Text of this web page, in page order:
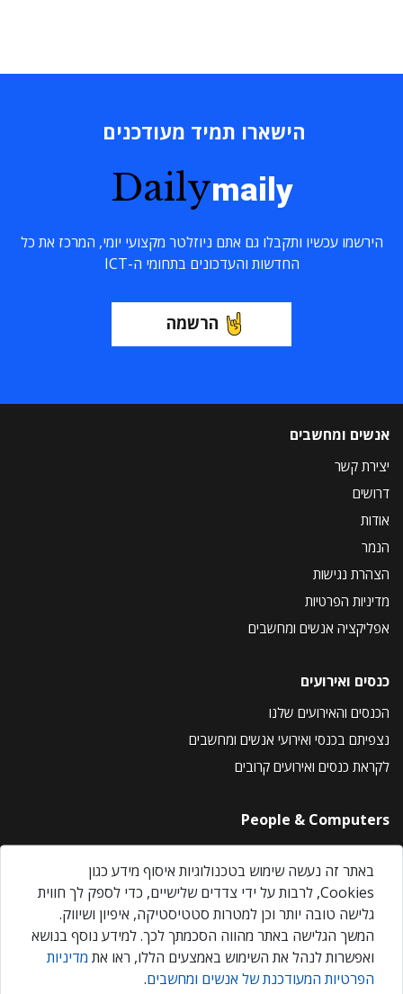
הישארו תמיד מעודכנים
Dailymaily
הירשמו עכשיו ותקבלו גם אתם ניוזלטר מקצועי יומי, המרכז את כל
החדשות והעדכונים בתחומי ה-ICT
הרשמה
אנשים ומחשבים
יצירת קשר
דרושים
אודות
הנמר
הצהרת נגישות
מדיניות הפרטיות
אפליקציה אנשים ומחשבים
כנסים ואירועים
הכנסים והאירועים שלנו
נצפיתם בכנסי ואירועי אנשים ומחשבים
לקראת כנסים ואירועים קרובים
People & Computers
About Us
Privacy Policy
Contact Us
Our Events
באתר זה נעשה שימוש בטכנולוגיות איסוף מידע כגון
Cookies, לרבות על ידי צדדים שלישיים, כדי לספק לך חווית
גלישה טובה יותר וכן למטרות סטטיסטיקה, איפיון ושיווק.
המשך הגלישה באתר מהווה הסכמתך לכך. למידע נוסף בנושא
ואפשרות לנהל את השימוש באמצעים הללו, ראו את מדיניות
הפרטיות המעודכנת של אנשים ומחשבים.